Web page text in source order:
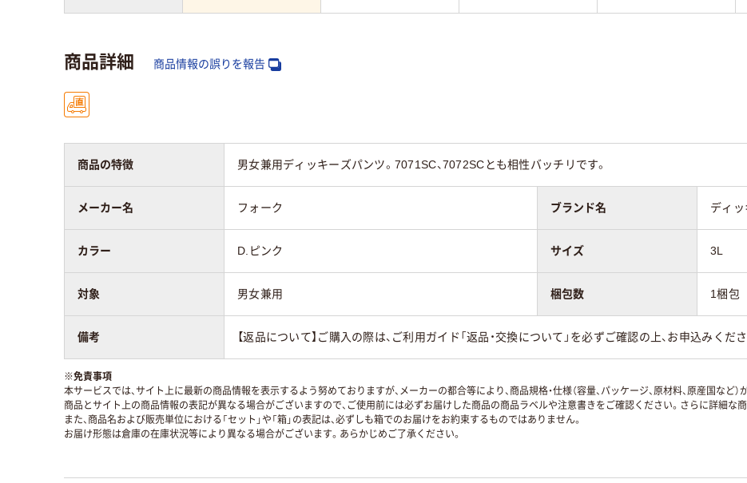
商品詳細 商品情報の誤りを報告
商品の特徴 男女兼用ディッキーズパンツ。7071SC、7072SCとも相性バッチリです。
メーカー名 フォーク ブランド名 ディ
カラー D.ピンク サイズ 3L
対象 男女兼用 梱包数 1梱包
備考 【返品について】ご購入の際は、ご利用ガイド「返品・交換について」を必ずご確認の上、お申込みくださ
※免責事項
本サービスでは、サイト上に最新の商品情報を表示するよう努めておりますが、メーカーの都合等により、商品規格・仕様（容量、パッケージ、原材料、原産国など
商品とサイト上の商品情報の表記が異なる場合がございますので、ご使用前には必ずお届けした商品の商品ラベルや注意書きをご確認ください。さらに詳細な
また、商品名および販売単位における「セット」や「箱」の表記は、必ずしも箱でのお届けをお約束するものではありません。
お届け形態は倉庫の在庫状況等により異なる場合がございます。あらかじめご了承ください。